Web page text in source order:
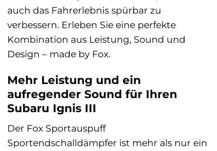
auch das Fahrerlebnis spürbar zu
verbessern. Erleben Sie eine perfekte
Kombination aus Leistung, Sound und
Design – made by Fox.
Mehr Leistung und ein
aufregender Sound für Ihren
Subaru Ignis III
Der Fox Sportauspuff
Sportendschalldämpfer ist mehr als nur ein